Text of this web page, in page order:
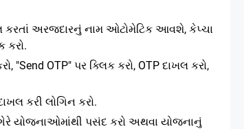
કરતાં અરજદારનું નામ ઓટોમેટિક આવશે, કેપ્ચા
કરો.
"Send OTP" પર ક્લિક કરો, OTP દાખલ કરો,
કરી લોગિન કરો.
યોજનાઓમાંથી પસંદ કરો અથવા યોજનાનું